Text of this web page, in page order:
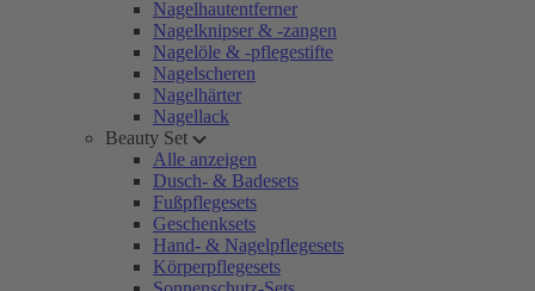
Nagelhautentferner
Nagelknipser & -zangen
Nagelöle & -pflegestifte
Nagelscheren
Nagelhärter
Nagellack
Beauty Set
Alle anzeigen
Dusch- & Badesets
Fußpflegesets
Geschenksets
Hand- & Nagelpflegesets
Körperpflegesets